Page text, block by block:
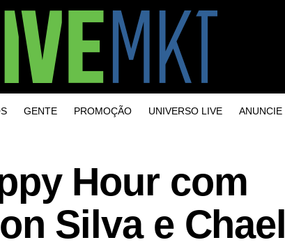
GENTE PROMOÇÃO UNIVERSO LIVE ANUNCIE
Hour com
Silva e Chael